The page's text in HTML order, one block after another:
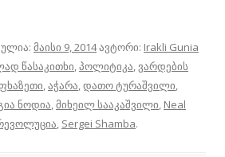
მაისი 9, 2014ავტორი: Irakli Gunia
წასაკითხი,პოლიტიკა,ვარდების
,აჭარა,დათო ტურაშვილი,
ნოდია,მიხეილ სააკაშვილი, Neal
, Sergei Shamba.